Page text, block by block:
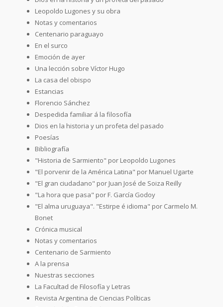
Leopoldo Lugones y su obra
Notas y comentarios
Centenario paraguayo
En el surco
Emoción de ayer
Una lección sobre Víctor Hugo
La casa del obispo
Estancias
Florencio Sánchez
Despedida familiar á la filosofía
Dios en la historia y un profeta del pasado
Poesías
Bibliografía
"Historia de Sarmiento" por Leopoldo Lugones
"El porvenir de la América Latina" por Manuel Ugarte
"El gran ciudadano" por Juan José de Soiza Reilly
"La hora que pasa" por F. García Godoy
"El alma uruguaya". "Estirpe é idioma" por Carmelo M.
Bonet
Crónica musical
Notas y comentarios
Centenario de Sarmiento
A la prensa
Nuestras secciones
La Facultad de Filosofía y Letras
Revista Argentina de Ciencias Políticas